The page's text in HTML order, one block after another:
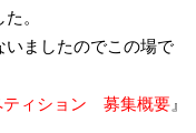
。
いましたのでこの場で
ティション 募集概要 』